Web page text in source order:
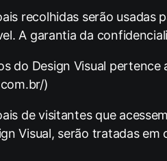
recolhidas serão
A garantia da
do Design Visual
)
de visitantes que
Visual, serão tratadas